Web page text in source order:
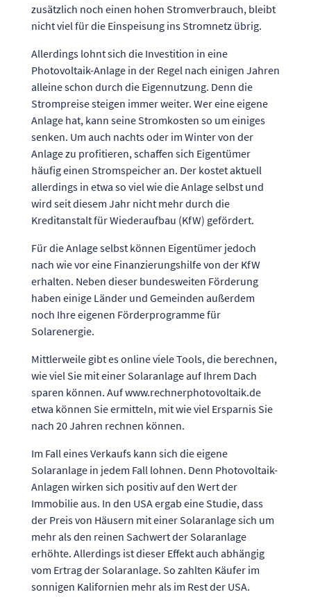
zusätzlich noch einen hohen Stromverbrauch, bleibt
nicht viel für die Einspeisung ins Stromnetz übrig.
Allerdings lohnt sich die Investition in eine
Photovoltaik-Anlage in der Regel nach einigen Jahren
alleine schon durch die Eigennutzung. Denn die
Strompreise steigen immer weiter. Wer eine eigene
Anlage hat, kann seine Stromkosten so um einiges
senken. Um auch nachts oder im Winter von der
Anlage zu profitieren, schaffen sich Eigentümer
häufig einen Stromspeicher an. Der kostet aktuell
allerdings in etwa so viel wie die Anlage selbst und
wird seit diesem Jahr nicht mehr durch die
Kreditanstalt für Wiederaufbau (KfW) gefördert.
Für die Anlage selbst können Eigentümer jedoch
nach wie vor eine Finanzierungshilfe von der KfW
erhalten. Neben dieser bundesweiten Förderung
haben einige Länder und Gemeinden außerdem
noch Ihre eigenen Förderprogramme für
Solarenergie.
Mittlerweile gibt es online viele Tools, die berechnen,
wie viel Sie mit einer Solaranlage auf Ihrem Dach
sparen können. Aufwww.rechnerphotovoltaik.de
etwa können Sie ermitteln, mit wie viel Ersparnis Sie
nach 20 Jahren rechnen können.
Im Fall eines Verkaufs kann sich die eigene
Solaranlage in jedem Fall lohnen. Denn Photovoltaik-
Anlagen wirken sich positiv auf den Wert der
Immobilie aus. In den USA ergab eine Studie, dass
der Preis von Häusern mit einer Solaranlage sich um
mehr als den reinen Sachwert der Solaranlage
erhöhte. Allerdings ist dieser Effekt auch abhängig
vom Ertrag der Solaranlage. So zahlten Käufer im
sonnigen Kalifornien mehr als im Rest der USA.